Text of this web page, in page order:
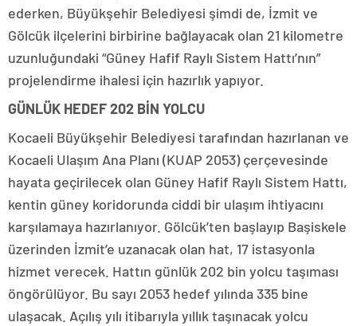
ederken, Büyükşehir Belediyesi şimdi de, İzmit ve
Gölcük ilçelerini birbirine bağlayacak olan 21 kilometre
uzunluğundaki “Güney Hafif Raylı Sistem Hattı’nın”
projelendirme ihalesi için hazırlık yapıyor.
GÜNLÜK HEDEF 202 BİN YOLCU
Kocaeli Büyükşehir Belediyesi tarafından hazırlanan ve
Kocaeli Ulaşım Ana Planı (KUAP 2053) çerçevesinde
hayata geçirilecek olan Güney Hafif Raylı Sistem Hattı,
kentin güney koridorunda ciddi bir ulaşım ihtiyacını
karşılamaya hazırlanıyor. Gölcük’ten başlayıp Başiskele
üzerinden İzmit’e uzanacak olan hat, 17 istasyonla
hizmet verecek. Hattın günlük 202 bin yolcu taşıması
öngörülüyor. Bu sayı 2053 hedef yılında 335 bine
ulaşacak. Açılış yılı itibarıyla yıllık taşınacak yolcu